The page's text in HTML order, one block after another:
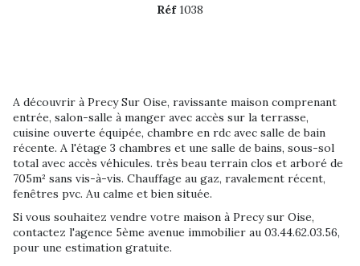
Réf 1038
A découvrir à Precy Sur Oise, ravissante maison comprenant
entrée, salon-salle à manger avec accès sur la terrasse,
cuisine ouverte équipée, chambre en rdc avec salle de bain
récente. A l'étage 3 chambres et une salle de bains, sous-sol
total avec accès véhicules. très beau terrain clos et arboré de
705m² sans vis-à-vis. Chauffage au gaz, ravalement récent,
fenêtres pvc. Au calme et bien située.
Si vous souhaitez vendre votre maison à Precy sur Oise,
contactez l'agence 5ème avenue immobilier au 03.44.62.03.56,
pour une estimation gratuite.